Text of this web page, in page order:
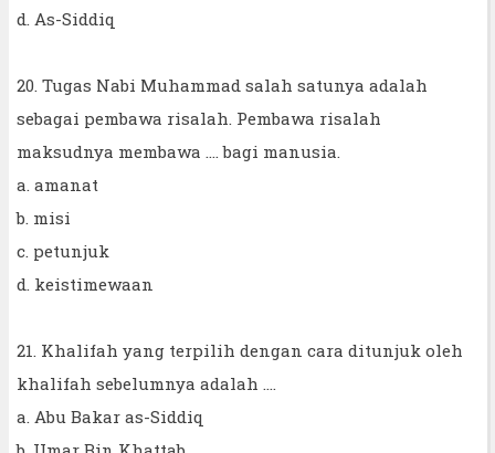
d. As-Siddiq
20. Tugas Nabi Muhammad salah satunya adalah
sebagai pembawa risalah. Pembawa risalah
maksudnya membawa …. bagi manusia.
a. amanat
b. misi
c. petunjuk
d. keistimewaan
21. Khalifah yang terpilih dengan cara ditunjuk oleh
khalifah sebelumnya adalah ….
a. Abu Bakar as-Siddiq